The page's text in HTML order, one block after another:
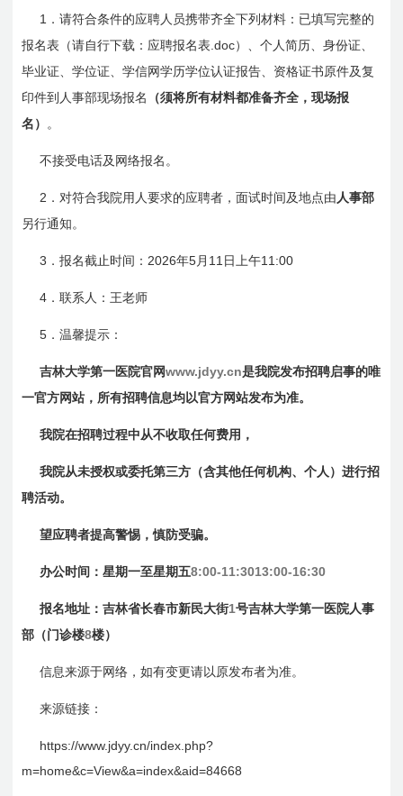
1 ．请符合条件的应聘人员携带齐全下列材料：已填写完整的
报名表（请自行下载： 应聘报名表 .doc）、个人简历、身份证、
毕业证、学位证、学信网学历学位认证报告、资格证书原件及复
印件到人事部现场报名
（须将所有材料都准备齐全，现场报
名）
。
不接受电话及网络报名。
2 ．对符合我院用人要求的应聘者，面试时间及地点由 人事部
另行通知。
3 ．报名截止时间： 2026年5 月 11 日 上午11:00
4 ．联系人：王老师
5 ．温馨提示：
吉林大学第一医院官网www.jdyy.cn是我院发布招聘启事的唯
一官方网站，所有招聘信息均以官方网站发布为准。
我院在招聘过程中从不收取任何费用，
我院从未授权或委托第三方（含其他任何机构、个人）进行招
聘活动。
望应聘者提高警惕，慎防受骗。
办公时间：星期一至星期五8:00-11:3013:00-16:30
报名地址：吉林省长春市新民大街1号吉林大学第一医院人事
部（门诊楼8楼）
信息来源于网络，如有变更请以原发布者为准。
来源链接：
https://www.jdyy.cn/index.php?
m=home&c=View&a=index&aid=84668